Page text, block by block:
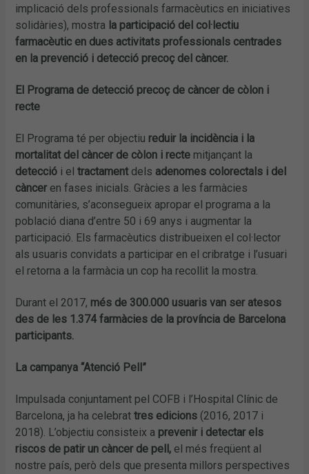
implicació dels professionals farmacèutics en iniciatives
solidàries), mostra la participació del col·lectiu
farmacèutic en dues activitats professionals centrades
en la prevenció i detecció precoç del càncer.
El Programa de detecció precoç de càncer de còlon i
recte
El Programa té per objectiu reduir la incidència i la
mortalitat del càncer de còlon i recte mitjançant la
detecció i eltractamentdels adenomes colorectals i del
càncer en fases inicials. Gràcies a les farmàcies
comunitàries, s’aconsegueix apropar el programa a la
població diana d’entre 50 i 69 anys i augmentar la
participació. Els farmacèutics distribueixen el col·lector
als usuaris convidats a participar en el cribratge i l’usuari
el retorna a la farmàcia un cop ha recollit la mostra.
Durant el 2017, més de 300.000 usuaris van ser atesos
des de les 1.374 farmàcies de la província de Barcelona
participants.
La campanya “Atenció Pell”
Impulsada conjuntament pel COFB i l’Hospital Clínic de
Barcelona, ja ha celebrattres edicions (2016, 2017 i
2018). L’objectiu consisteix a prevenir i detectar els
riscos de patir un càncer de pell, el més freqüent al
nostre país, però dels que presenta millors perspectives